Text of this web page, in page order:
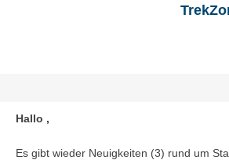
Hallo ,
Es gibt wieder Neuigkeiten (3) rund um